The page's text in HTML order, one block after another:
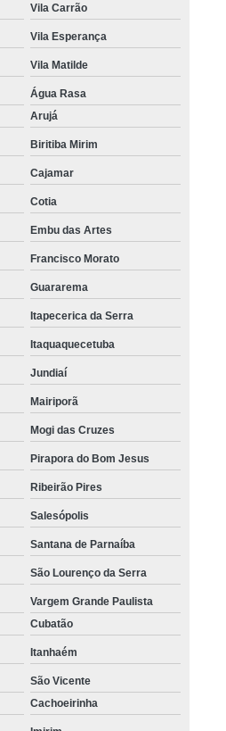
capilar em 3d Liberdade
valor Aclimação
preço Biritiba Mirim
capilar entradas Cotia
entradas valor Mairiporã
calvície valor Jockey Club
capilar masculina Água Branca
valor Franco da Rocha
capilar para entradas ABC Paulista
capilar entradas Vila Esperança
Perdizes
Mairiporã
valor Pirituba
capilar nas entradas Penha
entradas preço Tucuruvi
capilar para homens Vila Andrade
homens valor Jandira
Mairiporã
Arujá
Osasco
Vila Carrão
Vila Esperança
Vila Matilde
Água Rasa
Arujá
Biritiba Mirim
Cajamar
Cotia
Embu das Artes
Francisco Morato
Guararema
Itapecerica da Serra
Itaquaquecetuba
Jundiaí
Mairiporã
Mogi das Cruzes
Pirapora do Bom Jesus
Ribeirão Pires
Salesópolis
Santana de Parnaíba
São Lourenço da Serra
Vargem Grande Paulista
Cubatão
Itanhaém
São Vicente
Cachoeirinha